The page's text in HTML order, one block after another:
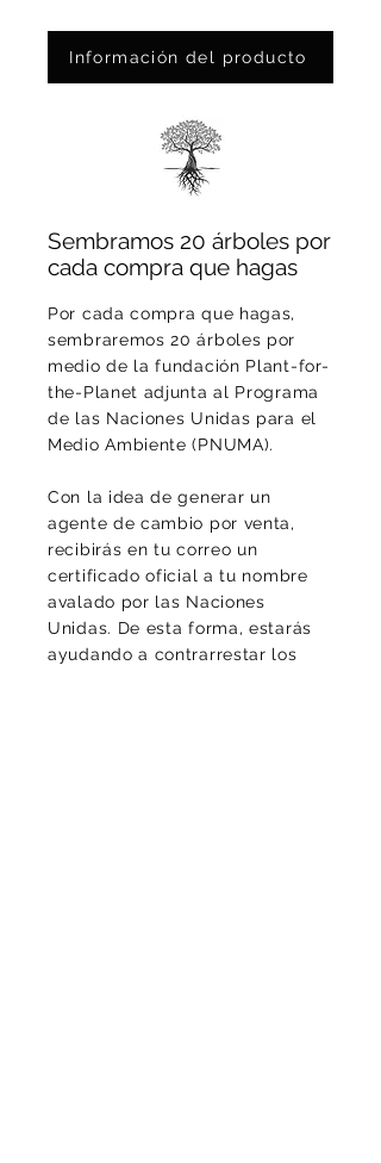
Información del producto
Sembramos 20 árboles por
cada compra que hagas
Por cada compra que hagas,
sembraremos 20 árboles por
medio de la fundación Plant-for-
the-Planet adjunta al Programa
de las Naciones Unidas para el
Medio Ambiente (PNUMA).
Con la idea de generar un
agente de cambio por venta,
recibirás en tu correo un
certificado oficial a tu nombre
avalado por las Naciones
Unidas. De esta forma, estarás
ayudando a contrarrestar los